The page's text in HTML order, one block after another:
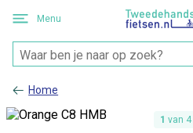
Menu
Home
1 van 4